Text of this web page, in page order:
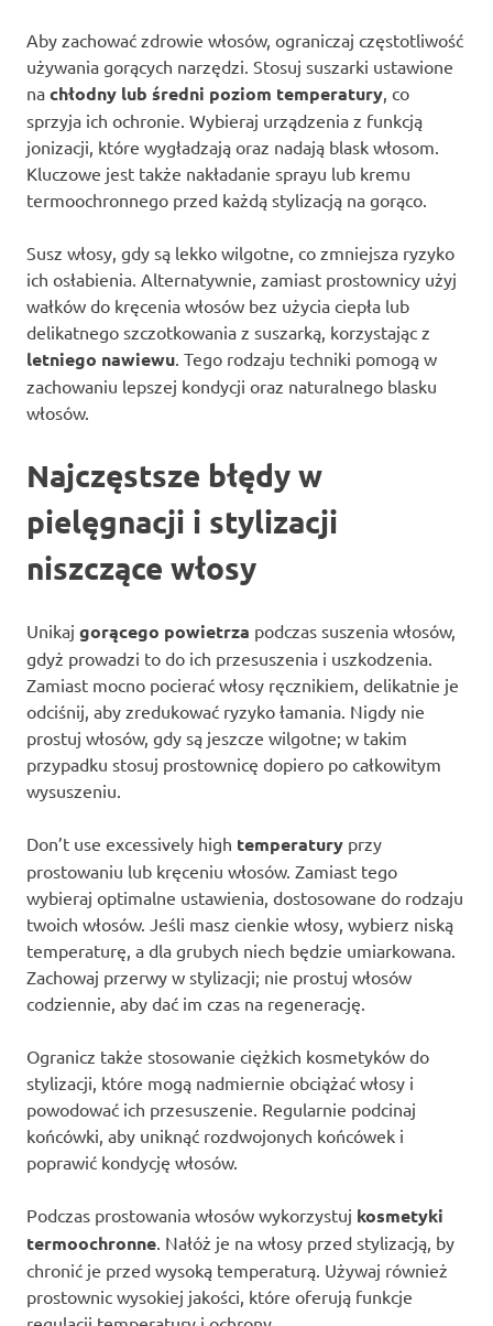
Aby zachować zdrowie włosów, ograniczaj częstotliwość
używania gorących narzędzi. Stosuj suszarki ustawione
na chłodny lub średni poziom temperatury, co
sprzyja ich ochronie. Wybieraj urządzenia z funkcją
jonizacji, które wygładzają oraz nadają blask włosom.
Kluczowe jest także nakładanie sprayu lub kremu
termoochronnego przed każdą stylizacją na gorąco.
Susz włosy, gdy są lekko wilgotne, co zmniejsza ryzyko
ich osłabienia. Alternatywnie, zamiast prostownicy użyj
wałków do kręcenia włosów bez użycia ciepła lub
delikatnego szczotkowania z suszarką, korzystając z
letniego nawiewu. Tego rodzaju techniki pomogą w
zachowaniu lepszej kondycji oraz naturalnego blasku
włosów.
Najczęstsze błędy w
pielęgnacji i stylizacji
niszczące włosy
Unikaj gorącego powietrza podczas suszenia włosów,
gdyż prowadzi to do ich przesuszenia i uszkodzenia.
Zamiast mocno pocierać włosy ręcznikiem, delikatnie je
odciśnij, aby zredukować ryzyko łamania. Nigdy nie
prostuj włosów, gdy są jeszcze wilgotne; w takim
przypadku stosuj prostownicę dopiero po całkowitym
wysuszeniu.
Don’t use excessively high temperatury przy
prostowaniu lub kręceniu włosów. Zamiast tego
wybieraj optimalne ustawienia, dostosowane do rodzaju
twoich włosów. Jeśli masz cienkie włosy, wybierz niską
temperaturę, a dla grubych niech będzie umiarkowana.
Zachowaj przerwy w stylizacji; nie prostuj włosów
codziennie, aby dać im czas na regenerację.
Ogranicz także stosowanie ciężkich kosmetyków do
stylizacji, które mogą nadmiernie obciążać włosy i
powodować ich przesuszenie. Regularnie podcinaj
końcówki, aby uniknąć rozdwojonych końcówek i
poprawić kondycję włosów.
Podczas prostowania włosów wykorzystuj kosmetyki
termoochronne. Nałóż je na włosy przed stylizacją, by
chronić je przed wysoką temperaturą. Używaj również
prostownic wysokiej jakości, które oferują funkcje